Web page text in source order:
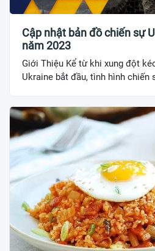
Cập nhật bản đồ chiến sự
năm 2023
Giới Thiệu Kể từ khi xung đột
Ukraine bắt đầu, tình hình chiến